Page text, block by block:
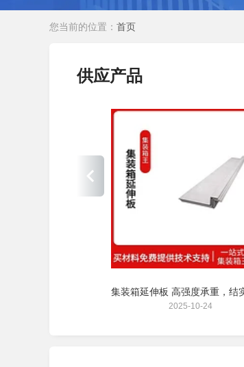
您当前的位置： 首页
供应产品
2025-10-24